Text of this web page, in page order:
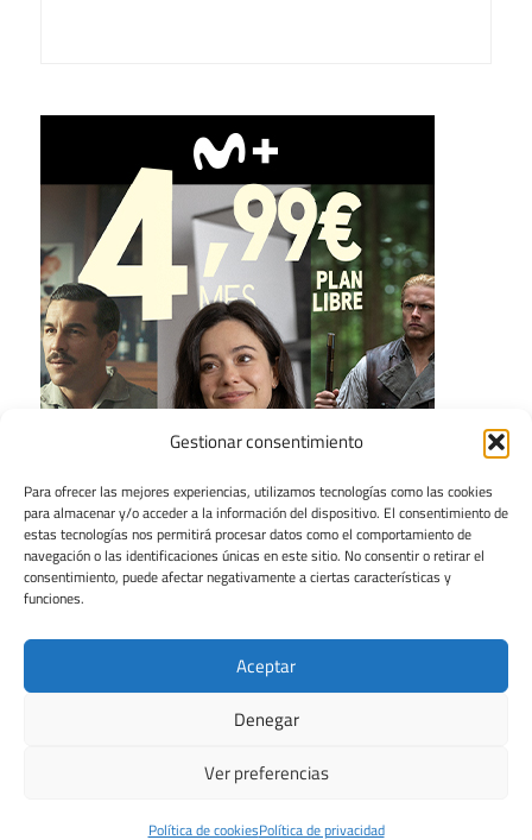
Gestionar consentimiento
Para ofrecer las mejores experiencias, utilizamos tecnologías como las cookies
para almacenar y/o acceder a la información del dispositivo. El consentimiento de
estas tecnologías nos permitirá procesar datos como el comportamiento de
navegación o las identificaciones únicas en este sitio. No consentir o retirar el
consentimiento, puede afectar negativamente a ciertas características y
funciones.
Aceptar
Denegar
Ver preferencias
Política de cookiesPolítica de privacidad